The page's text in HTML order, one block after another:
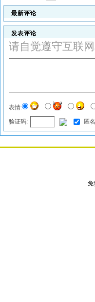
最新评论
发表评论
请自觉遵守互联
表情:
验证码: 匿
免